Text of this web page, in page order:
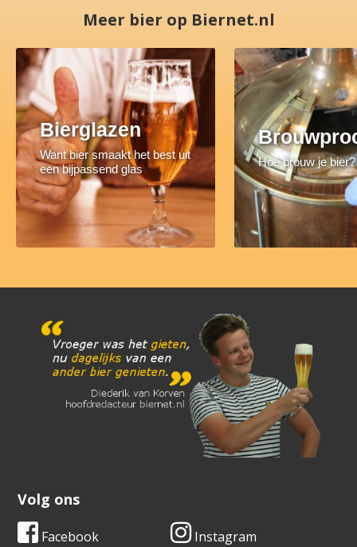
Meer bier op Biernet.nl
Bierglazen
Want bier smaakt het best uit
een bijpassend glas
Hoe brouw je bier?
Volg ons
Facebook Instagram